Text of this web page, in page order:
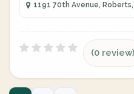
1191 70th Avenue,
(0 review)